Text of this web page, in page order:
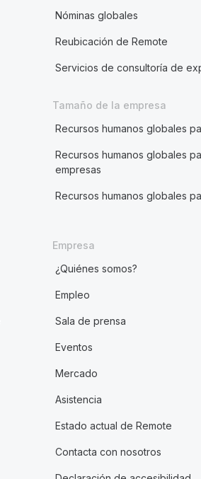
Nóminas globales
Reubicación de Remote
Servicios de consultoría de
Tamaño de la empresa
Recursos humanos globales
Recursos humanos globales
empresas
Recursos humanos globales
Empresa
¿Quiénes somos?
Empleo
Sala de prensa
Eventos
Mercado
Asistencia
Estado actual de Remote
Contacta con nosotros